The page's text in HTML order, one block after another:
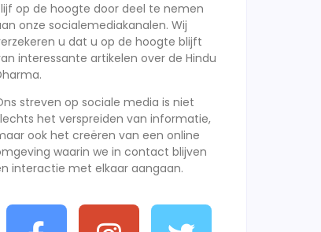
op de hoogte door deel te nemen
onze socialemediakanalen. Wij
u dat u op de hoogte blijft
interessante artikelen over de Hindu
streven op sociale media is niet
het verspreiden van informatie,
ook het creëren van een online
waarin we in contact blijven
interactie met elkaar aangaan.